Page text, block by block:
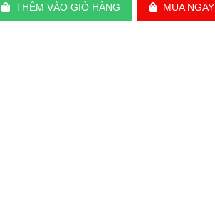
THÊM VÀO GIỎ HÀNG MUA NGAY